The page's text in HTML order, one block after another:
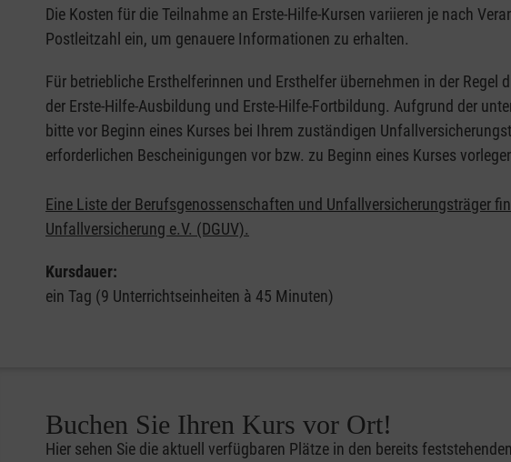
Die Kosten für die Teilnahme an Erste-Hilfe-Kursen variieren je nach
Postleitzahl ein, um genauere Informationen zu erhalten.
Für betriebliche Ersthelferinnen und Ersthelfer übernehmen in der Regel
der Erste-Hilfe-Ausbildung und Erste-Hilfe-Fortbildung. Aufgrund der
bitte vor Beginn eines Kurses bei Ihrem zuständigen
erforderlichen Bescheinigungen vor bzw. zu Beginn eines Kurses
Eine Liste der Berufsgenossenschaften und Unfallversicherungsträger
Unfallversicherung e.V. (DGUV).
Kursdauer:
ein Tag (9 Unterrichtseinheiten à 45 Minuten)
Buchen Sie Ihren Kurs vor Ort!
Hier sehen Sie die aktuell verfügbaren Plätze in den bereits